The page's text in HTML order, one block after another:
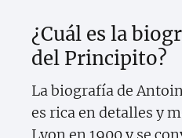
¿Cuál es la
del Principito?
La biografía de
es rica en detalles y